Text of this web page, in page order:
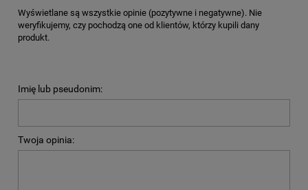
Wyświetlane są wszystkie opinie (pozytywne i negatywne). Nie
weryfikujemy, czy pochodzą one od klientów, którzy kupili dany
produkt.
Imię lub pseudonim:
Twoja opinia: